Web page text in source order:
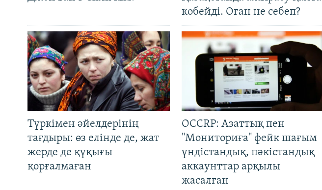
көбейді. Оған не себеп?
Түркімен әйелдерінің
тағдыры: өз елінде де, жат
жерде де құқығы
қорғалмаған
OCCRP: Азаттық пен
"Мониториға" фейк шағым
үндістандық, пәкістандық
аккаунттар арқылы
жасалған